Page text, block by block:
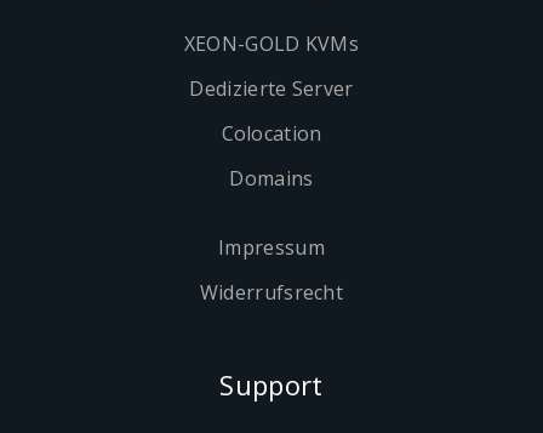
XEON-GOLD KVMs
Dedizierte Server
Colocation
Domains
Impressum
Widerrufsrecht
Support